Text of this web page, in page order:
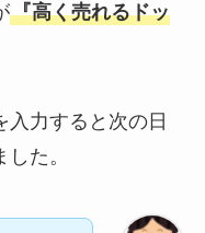
『高く売れるドッ
力すると次の日
た。